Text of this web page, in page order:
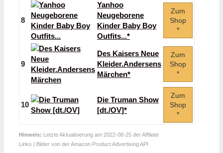
8
Yanhoo
Neugeborene
Kinder Baby Boy
Outfits...*
Zum
Shop
*
9
Des Kaisers Neue
Kleider.Andersens
Märchen*
Zum
Shop
*
10
Die Truman Show
[dt./OV]*
Zum
Shop
*
Hinweis: Letzte Aktualisierung am 2022-08-25 der Affiliate
Links | Bilder von der Amazon Product Advertising API